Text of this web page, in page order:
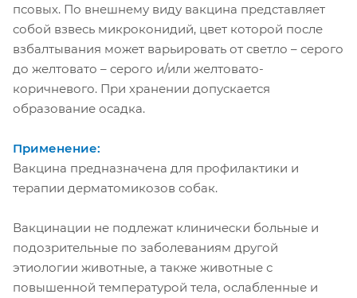
псовых. По внешнему виду вакцина представляет
собой взвесь микроконидий, цвет которой после
взбалтывания может варьировать от светло – серого
до желтовато – серого и/или желтовато-
коричневого. При хранении допускается
образование осадка.
Применение:
Вакцина предназначена для профилактики и
терапии дерматомикозов собак.
Вакцинации не подлежат клинически больные и
подозрительные по заболеваниям другой
этиологии животные, а также животные с
повышенной температурой тела, ослабленные и